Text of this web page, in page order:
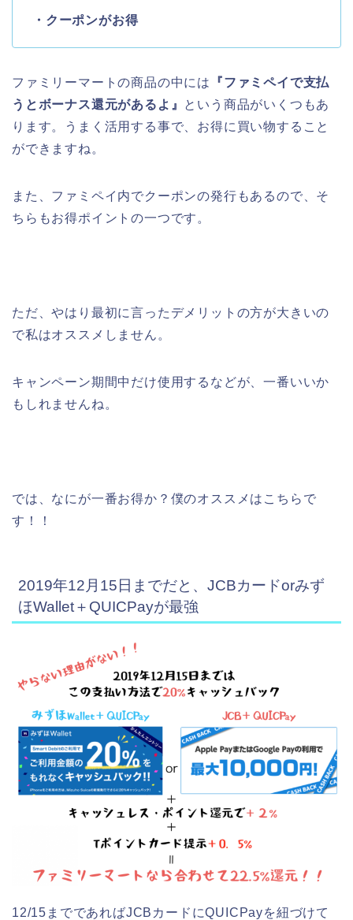
・クーポンがお得
ファミリーマートの商品の中には
『ファミペイで支払
うとボーナス還元があるよ』 という商品がいくつもあ
ります。うまく活用する事で、お得に買い物すること
ができますね。
また、ファミペイ内でクーポンの発行もあるので、そ
ちらもお得ポイントの一つです。
ただ、やはり最初に言ったデメリットの方が大きいの
で私はオススメしません。
キャンペーン期間中だけ使用するなどが、一番いいか
もしれませんね。
では、なにが一番お得か？僕のオススメはこちらで
す！！
2019年12月15日までだと、JCBカードorみず
ほWallet＋QUICPayが最強
12/15までであればJCBカードにQUICPayを紐づけて